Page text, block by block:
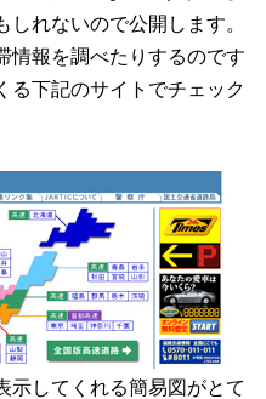
れないので公開します。
情報を調べたりするのです
る下記のサイトでチェック
示してくれる簡易図がとて